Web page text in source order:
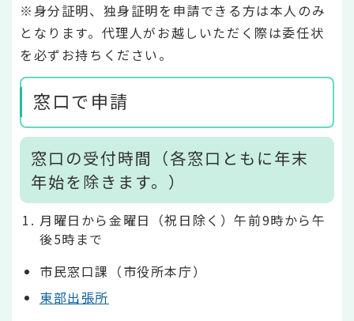
※身分証明、独身証明を申請できる方は本人のみ
となります。代理人がお越しいただく際は委任状
を必ずお持ちください。
窓口で申請
窓口の受付時間（各窓口ともに年末
年始を除きます。）
月曜日から金曜日（祝日除く）午前9時から午
後5時まで
市民窓口課（市役所本庁）
東部出張所